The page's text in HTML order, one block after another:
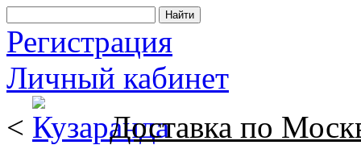
Регистрация
Личный кабинет
<
Доставка по